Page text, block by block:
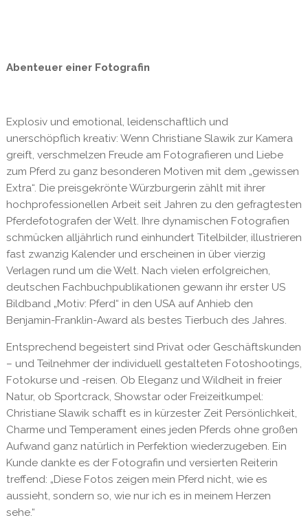
Abenteuer einer Fotografin
Explosiv und emotional, leidenschaftlich und
unerschöpflich kreativ: Wenn Christiane Slawik zur Kamera
greift, verschmelzen Freude am Fotografieren und Liebe
zum Pferd zu ganz besonderen Motiven mit dem „gewissen
Extra“. Die preisgekrönte Würzburgerin zählt mit ihrer
hochprofessionellen Arbeit seit Jahren zu den gefragtesten
Pferdefotografen der Welt. Ihre dynamischen Fotografien
schmücken alljährlich rund einhundert Titelbilder, illustrieren
fast zwanzig Kalender und erscheinen in über vierzig
Verlagen rund um die Welt. Nach vielen erfolgreichen,
deutschen Fachbuchpublikationen gewann ihr erster US
Bildband „Motiv: Pferd“ in den USA auf Anhieb den
Benjamin-Franklin-Award als bestes Tierbuch des Jahres.
Entsprechend begeistert sind Privat oder Geschäftskunden
– und Teilnehmer der individuell gestalteten Fotoshootings,
Fotokurse und -reisen. Ob Eleganz und Wildheit in freier
Natur, ob Sportcrack, Showstar oder Freizeitkumpel:
Christiane Slawik schafft es in kürzester Zeit Persönlichkeit,
Charme und Temperament eines jeden Pferds ohne großen
Aufwand ganz natürlich in Perfektion wiederzugeben. Ein
Kunde dankte es der Fotografin und versierten Reiterin
treffend: „Diese Fotos zeigen mein Pferd nicht, wie es
aussieht, sondern so, wie nur ich es in meinem Herzen
sehe.“